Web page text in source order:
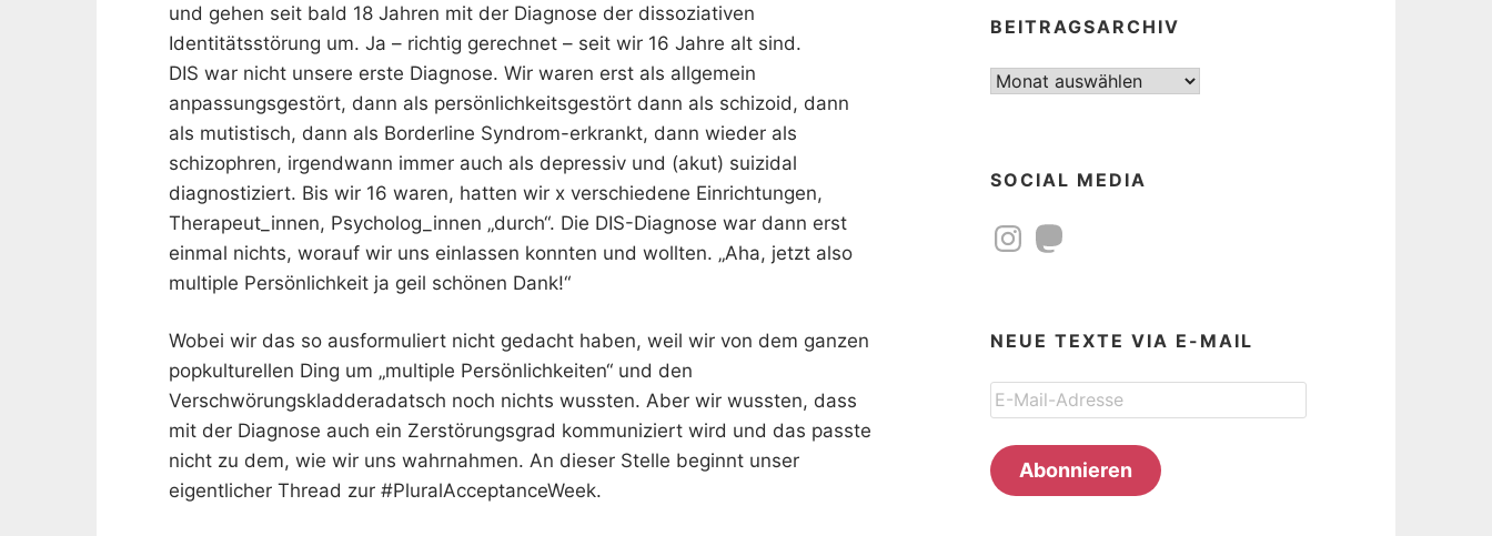
und gehen seit bald 18 Jahren mit der Diagnose der dissoziativen
Identitätsstörung um. Ja – richtig gerechnet – seit wir 16 Jahre alt sind.
DIS war nicht unsere erste Diagnose. Wir waren erst als allgemein
anpassungsgestört, dann als persönlichkeitsgestört dann als schizoid, dann
als mutistisch, dann als Borderline Syndrom-erkrankt, dann wieder als
schizophren, irgendwann immer auch als depressiv und (akut) suizidal
diagnostiziert. Bis wir 16 waren, hatten wir x verschiedene Einrichtungen,
Therapeut_innen, Psycholog_innen „durch“. Die DIS-Diagnose war dann erst
einmal nichts, worauf wir uns einlassen konnten und wollten. „Aha, jetzt also
multiple Persönlichkeit ja geil schönen Dank!“
Wobei wir das so ausformuliert nicht gedacht haben, weil wir von dem ganzen
popkulturellen Ding um „multiple Persönlichkeiten“ und den
Verschwörungskladderadatsch noch nichts wussten. Aber wir wussten, dass
mit der Diagnose auch ein Zerstörungsgrad kommuniziert wird und das passte
nicht zu dem, wie wir uns wahrnahmen. An dieser Stelle beginnt unser
eigentlicher Thread zur #PluralAcceptanceWeek.
BEITRAGSARCHIV
Beitragsarchiv
SOCIAL MEDIA
InstagramMastodon
NEUE TEXTE VIA E-MAIL
E-
Mail-
Adresse
Abonnieren